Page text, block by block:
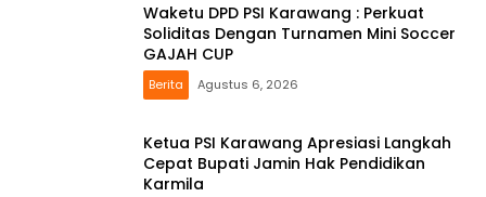
Waketu DPD PSI Karawang : Perkuat
Soliditas Dengan Turnamen Mini Soccer
GAJAH CUP
Berita Agustus 6, 2026
Ketua PSI Karawang Apresiasi Langkah
Cepat Bupati Jamin Hak Pendidikan
Karmila